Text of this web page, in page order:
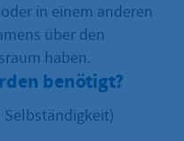
in einem anderen
über den
haben.
benötigt?